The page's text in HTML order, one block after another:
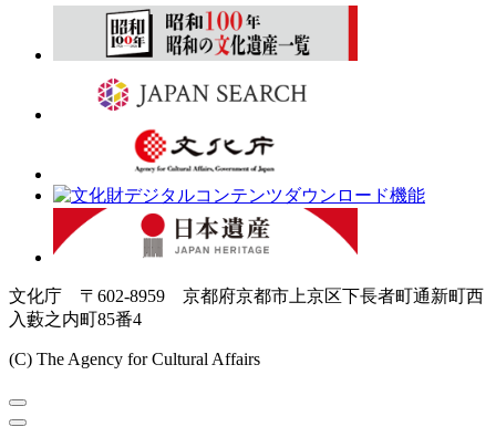
文化庁 〒602-8959 京都府京都市上京区下長者町通新町西
入藪之内町85番4
(C) The Agency for Cultural Affairs